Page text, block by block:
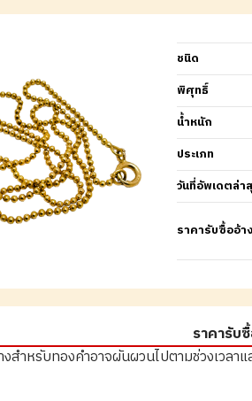
ชนิด
พิศุทธิ์
น้ำหนัก
ประเภท
วันที่อัพเดตล่า
ราคารับซื้ออ้า
ราคารับ
สำหรับทองคำอาจผันผวนไปตามช่วงเวลา